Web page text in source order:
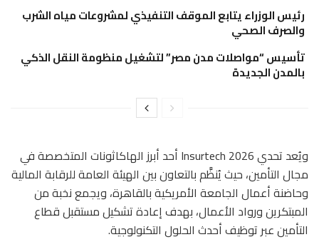
رئيس الوزراء يتابع الموقف التنفيذي لمشروعات مياه الشرب
والصرف الصحي
تأسيس “مواصلات مدن مصر” لتشغيل منظومة النقل الذكي
بالمدن الجديدة
ويُعد تحدي Insurtech 2026 أحد أبرز الهاكاثونات المتخصصة في
مجال التأمين، حيث يُنظَّم بالتعاون بين الهيئة العامة للرقابة المالية
وحاضنة أعمال الجامعة الأمريكية بالقاهرة، ويجمع نخبة من
المبتكرين ورواد الأعمال، بهدف إعادة تشكيل مستقبل قطاع
التأمين عبر توظيف أحدث الحلول التكنولوجية.